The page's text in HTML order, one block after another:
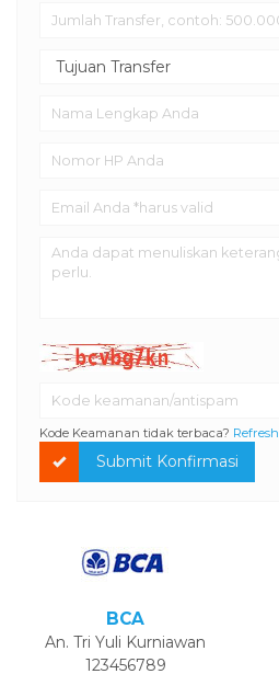
Kode Keamanan tidak terbaca? Refresh
Submit Konfirmasi
BCA
An. Tri Yuli Kurniawan
123456789